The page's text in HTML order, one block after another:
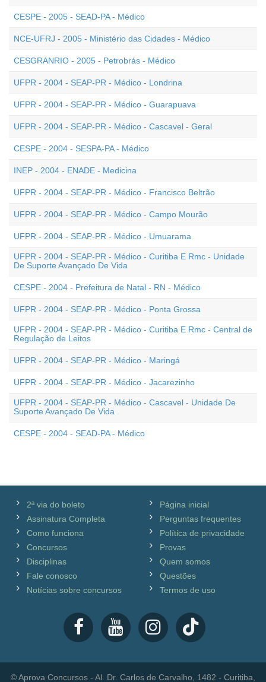
CESPE - 2005 - SEAD-PA - Médico
NCE-UFRJ - 2005 - Ministério das Cidades - Médico
CESGRANRIO - 2005 - Petrobrás - Médico
UFPR - 2004 - SEAP-PR - Médico - Londrina
UFPR - 2004 - SEAP-PR - Médico - Guarapuava
UFPR - 2004 - SEAP-PR - Médico - Cascavel - Geral
CESPE - 2004 - SESPA-PA - Médico
INEP - 2004 - ENADE - Medicina
UFPR - 2004 - SEAP-PR - Médico - Francisco Beltrão
UFPR - 2004 - SEAP-PR - Médico - Campo Mourão
UFPR - 2004 - SEAP-PR - Médico - Umuarama
UFPR - 2004 - SEAP-PR - Médico - Curitiba E Rmc - Unidade
De Suporte Avançado De Vida
CESPE - 2004 - Prefeitura de Natal - RN - Médico
UFPR - 2004 - SEAP-PR - Médico - Ponta Grossa
UFPR - 2004 - SEAP-PR - Médico - Curitiba E Rmc - Central de
Regulação de Leitos
UFPR - 2004 - SEAP-PR - Médico - Maringá
UFPR - 2004 - SEAP-PR - Médico - Jacarezinho
UFPR - 2004 - SEAP-PR - Médico - Cascavel - Unidade De
Suporte Avançado De Vida
CESPE - 2004 - SEAD-PA - Médico
2ª via do boleto
Assinatura Completa
Como funciona
Concursos
Disciplinas
Fale conosco
Notícias sobre concursos
Página inicial
Perguntas frequentes
Política de privacidade
Provas
Quem somos
Questões
Termos de uso
© Aprova Concursos - Al. Dr. Carlos de Carvalho, 1482 - Curitiba,